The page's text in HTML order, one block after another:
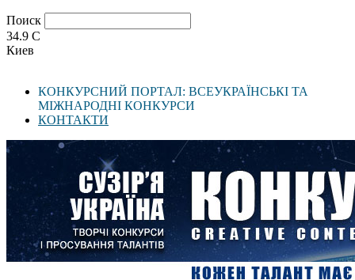
Поиск
34.9 C
Киев
КОНКУРСНИЙ ПОРТАЛ: ВСЕУКРАЇНСЬКІ ТА
МІЖНАРОДНІ КОНКУРСИ
КОНТАКТИ